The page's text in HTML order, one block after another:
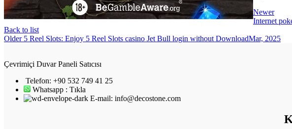
Newer
Internet
Back to list
Older 5 Reel Slots: Enjoy 5 Reel Slots casino Jet Bull login without DownloadMar, 2025
Çevrimiçi Duvar Paneli Satıcısı
Telefon: +90 532 749 41 25
Whatsapp : Tıkla
E-mail: info@decostone.com